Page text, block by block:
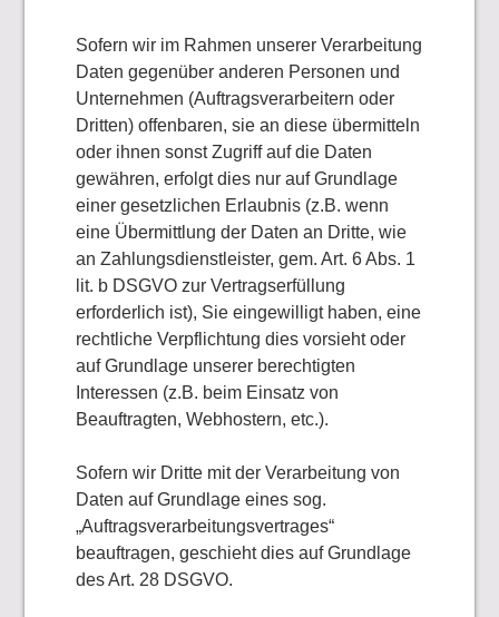
Sofern wir im Rahmen unserer Verarbeitung
Daten gegenüber anderen Personen und
Unternehmen (Auftragsverarbeitern oder
Dritten) offenbaren, sie an diese übermitteln
oder ihnen sonst Zugriff auf die Daten
gewähren, erfolgt dies nur auf Grundlage
einer gesetzlichen Erlaubnis (z.B. wenn
eine Übermittlung der Daten an Dritte, wie
an Zahlungsdienstleister, gem. Art. 6 Abs. 1
lit. b DSGVO zur Vertragserfüllung
erforderlich ist), Sie eingewilligt haben, eine
rechtliche Verpflichtung dies vorsieht oder
auf Grundlage unserer berechtigten
Interessen (z.B. beim Einsatz von
Beauftragten, Webhostern, etc.).
Sofern wir Dritte mit der Verarbeitung von
Daten auf Grundlage eines sog.
„Auftragsverarbeitungsvertrages“
beauftragen, geschieht dies auf Grundlage
des Art. 28 DSGVO.